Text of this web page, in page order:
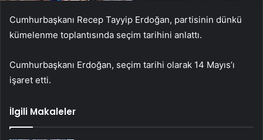
Cumhurbaşkanı Recep Tayyip Erdoğan, partisinin dünkü
kümelenme toplantısında seçim tarihini anlattı.
Cumhurbaşkanı Erdoğan, seçim tarihi olarak 14 Mayıs’ı
işaret etti.
İlgili Makaleler